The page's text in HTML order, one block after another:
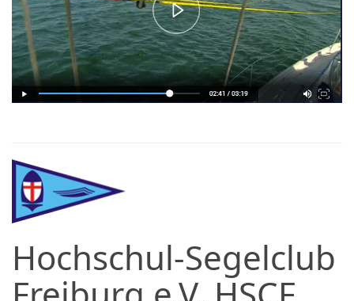
Hochschul-Segelclub